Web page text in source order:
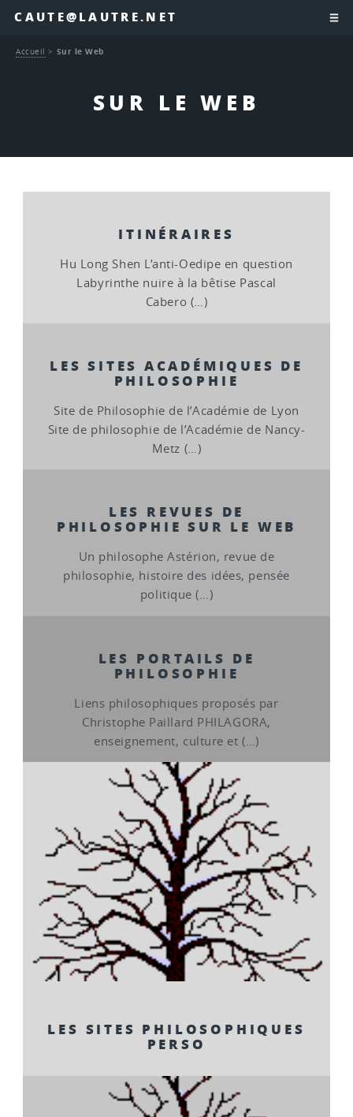
CAUTE@LAUTRE.NET
SUR LE WEB
Accueil > Sur le Web
ITINÉRAIRES
Hu Long Shen L’anti-Oedipe en question
Labyrinthe nuire à la bêtise Pascal
Cabero (…)
LES SITES ACADÉMIQUES DE
PHILOSOPHIE
Site de Philosophie de l’Académie de Lyon
Site de philosophie de l’Académie de Nancy-
Metz (…)
LES REVUES DE
PHILOSOPHIE SUR LE WEB
Un philosophe Astérion, revue de
philosophie, histoire des idées, pensée
politique (…)
LES PORTAILS DE
PHILOSOPHIE
Liens philosophiques proposés par
Christophe Paillard PHILAGORA,
enseignement, culture et (…)
LES SITES PHILOSOPHIQUES
PERSO